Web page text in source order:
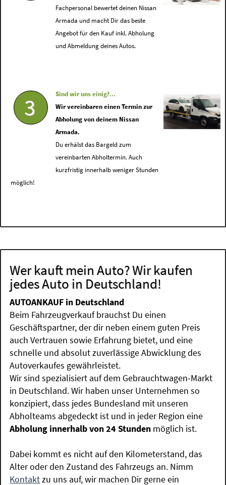
Fachpersonal bewertet deinen Nissan
Armada und macht Dir das beste
Angebot für den Kauf inkl. Abholung
und Abmeldung deines Autos.
3
Sind wir uns einig?...
Wir vereinbaren einen Termin zur
Abholung von deinem Nissan
Armada.
Du erhälst das Bargeld zum
vereinbarten Abholtermin. Auch
kurzfristig innerhalb weniger Stunden
möglich!
Wer kauft mein Auto? Wir kaufen
jedes Auto in Deutschland!
AUTOANKAUF in Deutschland
Beim Fahrzeugverkauf brauchst Du einen
Geschäftspartner, der dir neben einem guten Preis
auch Vertrauen sowie Erfahrung bietet, und eine
schnelle und absolut zuverlässige Abwicklung des
Autoverkaufes gewährleistet.
Wir sind spezialisiert auf dem Gebrauchtwagen-Markt
in Deutschland. Wir haben unser Unternehmen so
konzipiert, dass jedes Bundesland mit unseren
Abholteams abgedeckt ist und in jeder Region eine
Abholung innerhalb von 24 Stunden möglich ist.
Dabei kommt es nicht auf den Kilometerstand, das
Alter oder den Zustand des Fahrzeugs an. Nimm
Kontaktzu uns auf, wir machen Dir gerne ein